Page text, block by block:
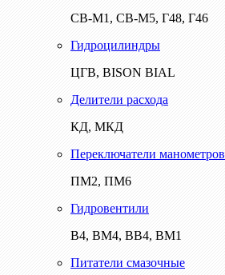
СВ-М1, СВ-М5, Г48, Г46
Гидроцилиндры
ЦГВ, BISON BIAL
Делители расхода
КД, МКД
Переключатели манометров
ПМ2, ПМ6
Гидровентили
В4, ВМ4, ВВ4, ВМ1
Питатели смазочные